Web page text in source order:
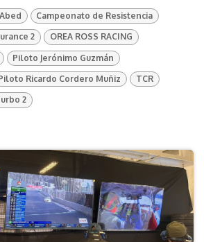
Campeonato de Resistencia
2 OREA ROSS RACING
Piloto Jerónimo Guzmán
Ricardo Cordero Muñiz TCR
2